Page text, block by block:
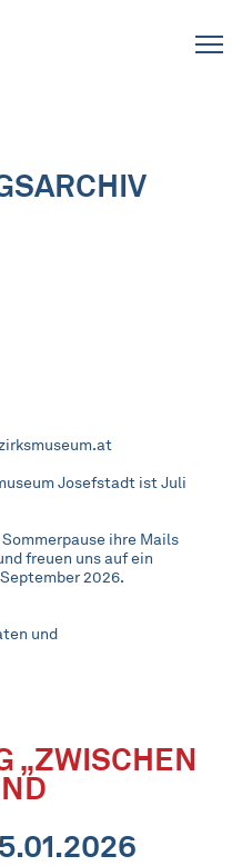
Josefstadt ist Juli
ihre Mails
freuen uns auf ein
2026.
und
„ZWISCHEN